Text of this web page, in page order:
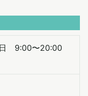
9:00〜20:00